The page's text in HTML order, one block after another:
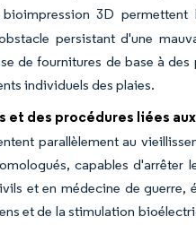
3D
persistant d'une
de fournitures de base à
individuels des plaies.
et des procédures liées
parallèlement au
capables d'arrêter
et en médecine de
et de la stimulation